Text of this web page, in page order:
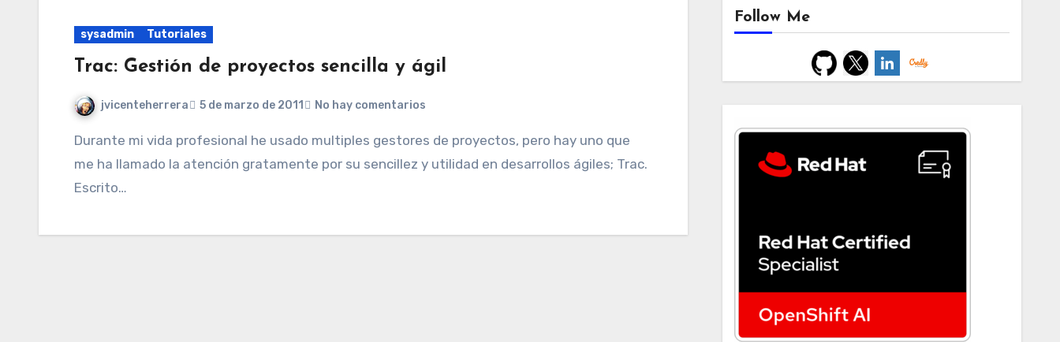
sysadmin Tutoriales
Trac: Gestión de proyectos sencilla y ágil
jvicenteherrera 5 de marzo de 2011 No hay comentarios
Durante mi vida profesional he usado multiples gestores de proyectos, pero hay uno que
me ha llamado la atención gratamente por su sencillez y utilidad en desarrollos ágiles; Trac.
Escrito…
Follow Me